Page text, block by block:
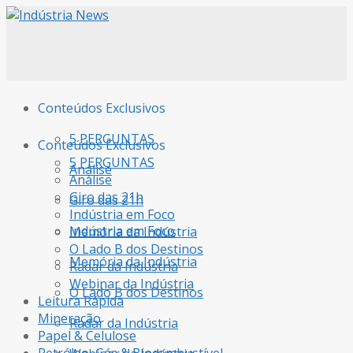
Conteúdos Exclusivos
5 PERGUNTAS
Análise
Giro das 21h
Indústria em Foco
Memória da Indústria
O Lado B dos Destinos
Radar da Indústria
Conteúdos Exclusivos
5 PERGUNTAS
Análise
Giro das 21h
Indústria em Foco
Memória da Indústria
O Lado B dos Destinos
Radar da Indústria
Webinar da Indústria
Leitura Rápida
Mineração
Papel & Celulose